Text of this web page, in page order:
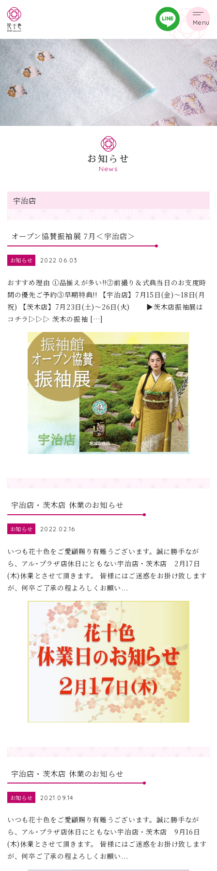
Menu
お知らせ
News
宇治店
オープン協賛振袖展 7月＜宇治店＞
お知らせ 2022.06.03
おすすめ理由 ①品揃えが多い!!②前撮り＆式典当日のお支度時
間の優先ご予約③早期特典!! 【宇治店】7月15日(金)～18日(月
祝) 【茨木店】7月23日(土)～26日(火) ▶茨木店振袖展は
コチラ▷▷▷ 茨木の振袖 […]
宇治店・茨木店 休業のお知らせ
お知らせ 2022.02.16
いつも花十色をご愛顧賜り有難うございます。誠に勝手なが
ら、アル･プラザ店休日にともない宇治店・茨木店 2月17日
(木)休業とさせて頂きます。 皆様にはご迷惑をお掛け致します
が、何卒ご了承の程よろしくお願い...
宇治店・茨木店 休業のお知らせ
お知らせ 2021.09.14
いつも花十色をご愛顧賜り有難うございます。誠に勝手なが
ら、アル･プラザ店休日にともない宇治店・茨木店 9月16日
(木)休業とさせて頂きます。 皆様にはご迷惑をお掛け致します
が、何卒ご了承の程よろしくお願い...